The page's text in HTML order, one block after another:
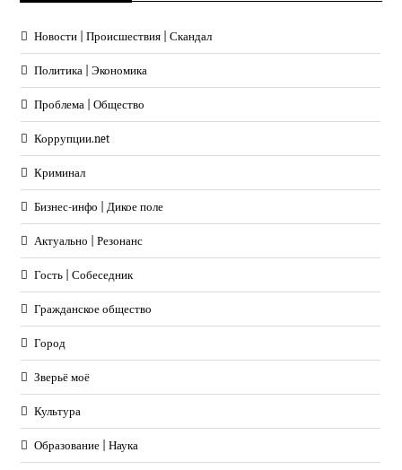
Новости | Происшествия | Скандал
Политика | Экономика
Проблема | Общество
Коррупции.net
Криминал
Бизнес-инфо | Дикое поле
Актуально | Резонанс
Гость | Собеседник
Гражданское общество
Город
Зверьё моё
Культура
Образование | Наука